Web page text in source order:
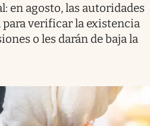
en agosto, las autoridades
para verificar la existencia
o les darán de baja la